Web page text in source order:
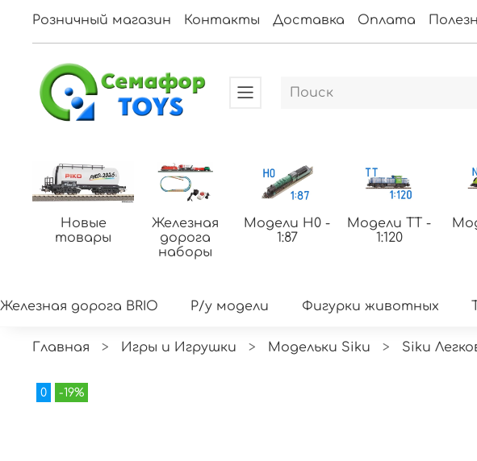
Розничный магазин Контакты Доставка Оплата
Новые
товары
Железная
дорога
наборы
Модели H0 -
1:87
Модели ТТ -
1:120
Железная дорога BRIO Р/у модели Фигурки животных
Главная Игры и Игрушки Модельки Siku Siku
0 -19%